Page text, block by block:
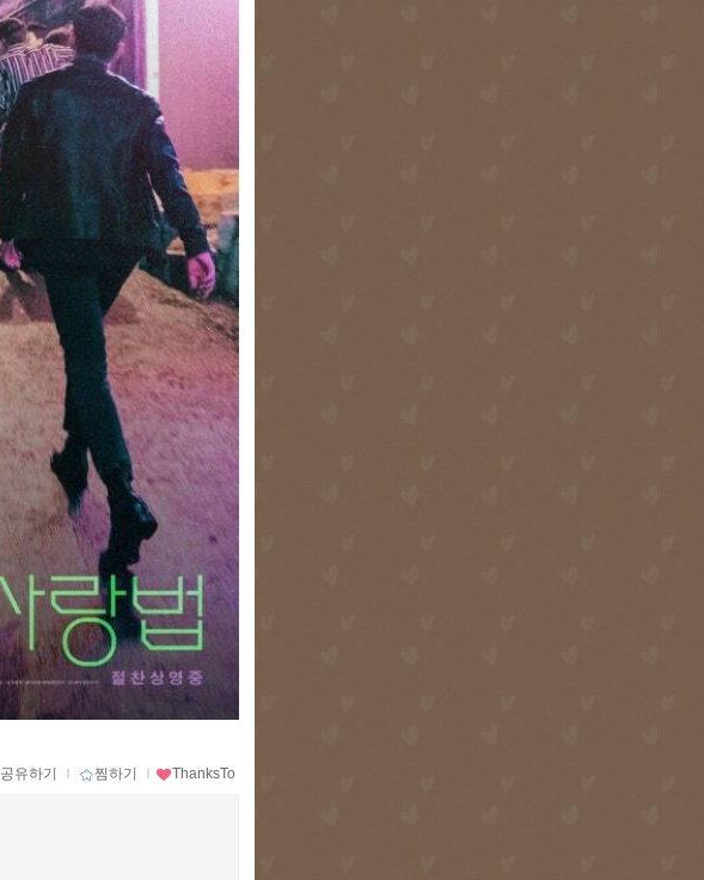
공유하기 ｌ 찜하기 ｌ ThanksTo